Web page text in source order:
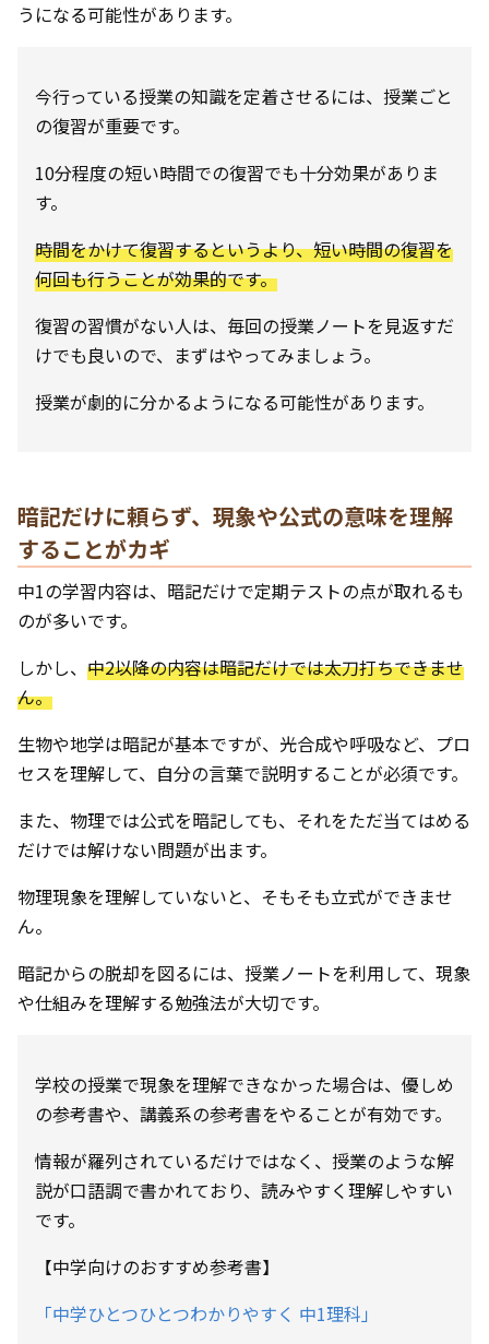
うになる可能性があります。
今行っている授業の知識を定着させるには、授業ごと
の復習が重要です。
10分程度の短い時間での復習でも十分効果がありま
す。
時間をかけて復習するというより、短い時間の復習を
何回も行うことが効果的です。
復習の習慣がない人は、毎回の授業ノートを見返すだ
けでも良いので、まずはやってみましょう。
授業が劇的に分かるようになる可能性があります。
暗記だけに頼らず、現象や公式の意味を理解
することがカギ
中1の学習内容は、暗記だけで定期テストの点が取れるも
のが多いです。
しかし、 中2以降の内容は暗記だけでは太刀打ちできませ
ん。
生物や地学は暗記が基本ですが、光合成や呼吸など、プロ
セスを理解して、自分の言葉で説明することが必須です。
また、物理では公式を暗記しても、それをただ当てはめる
だけでは解けない問題が出ます。
物理現象を理解していないと、そもそも立式ができませ
ん。
暗記からの脱却を図るには、授業ノートを利用して、現象
や仕組みを理解する勉強法が大切です。
学校の授業で現象を理解できなかった場合は、優しめ
の参考書や、講義系の参考書をやることが有効です。
情報が羅列されているだけではなく、授業のような解
説が口語調で書かれており、読みやすく理解しやすい
です。
【中学向けのおすすめ参考書】
「中学ひとつひとつわかりやすく 中1理科」